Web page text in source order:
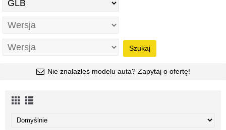
Szukaj
Nie znalazłeś modelu auta? Zapytaj o ofertę!